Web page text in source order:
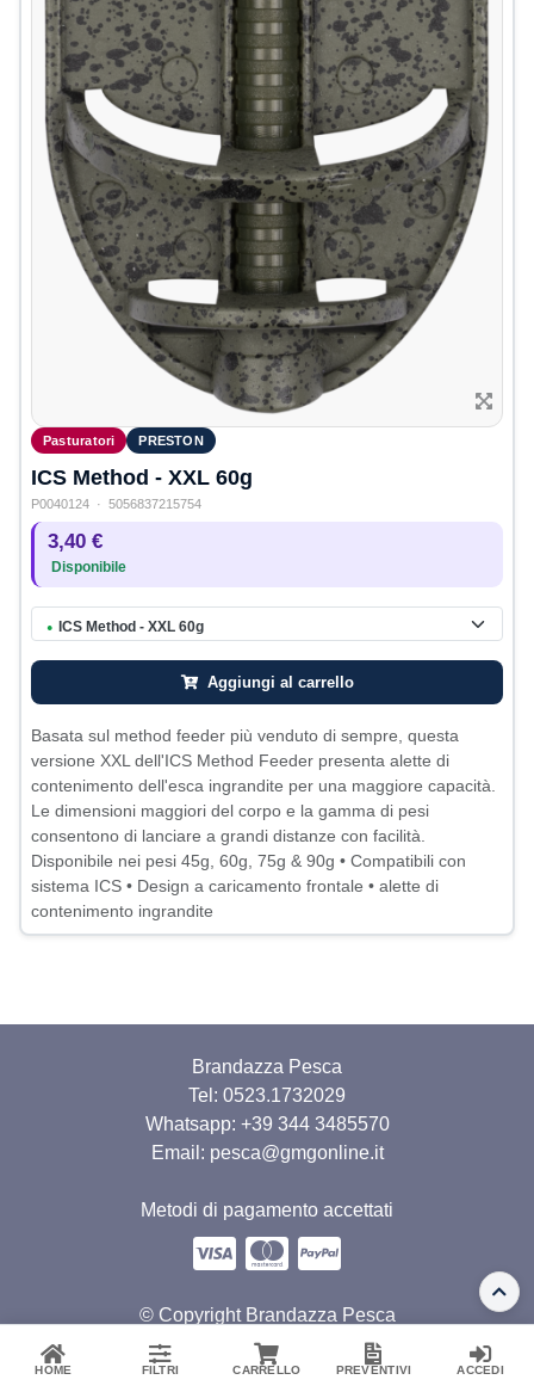
Pasturatori PRESTON
ICS Method - XXL 60g
P0040124 · 5056837215754
3,40 €
Disponibile
● ICS Method - XXL 60g
Aggiungi al carrello
Basata sul method feeder più venduto di sempre, questa
versione XXL dell'ICS Method Feeder presenta alette di
contenimento dell'esca ingrandite per una maggiore capacità.
Le dimensioni maggiori del corpo e la gamma di pesi
consentono di lanciare a grandi distanze con facilità.
Disponibile nei pesi 45g, 60g, 75g & 90g • Compatibili con
sistema ICS • Design a caricamento frontale • alette di
contenimento ingrandite
Brandazza Pesca
Tel: 0523.1732029
Whatsapp: +39 344 3485570
Email: pesca@gmgonline.it
Metodi di pagamento accettati
© Copyright Brandazza Pesca
Privacy Policy Termini e Condizioni
HOME FILTRI CARRELLO PREVENTIVI ACCEDI